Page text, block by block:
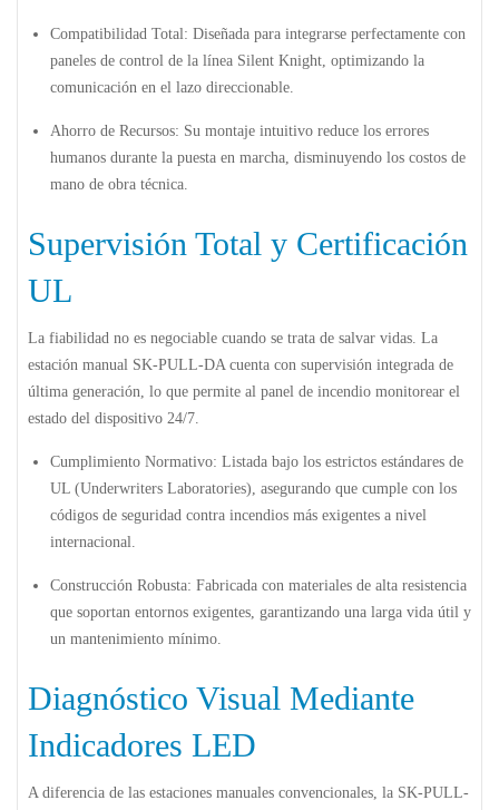
Compatibilidad Total: Diseñada para integrarse perfectamente con
paneles de control de la línea Silent Knight, optimizando la
comunicación en el lazo direccionable.
Ahorro de Recursos: Su montaje intuitivo reduce los errores
humanos durante la puesta en marcha, disminuyendo los costos de
mano de obra técnica.
Supervisión Total y Certificación
UL
La fiabilidad no es negociable cuando se trata de salvar vidas. La
estación manual SK-PULL-DA cuenta con supervisión integrada de
última generación , lo que permite al panel de incendio monitorear el
estado del dispositivo 24/7.
Cumplimiento Normativo: Listada bajo los estrictos estándares de
UL (Underwriters Laboratories) , asegurando que cumple con los
códigos de seguridad contra incendios más exigentes a nivel
internacional.
Construcción Robusta: Fabricada con materiales de alta resistencia
que soportan entornos exigentes, garantizando una larga vida útil y
un mantenimiento mínimo.
Diagnóstico Visual Mediante
Indicadores LED
A diferencia de las estaciones manuales convencionales, la SK-PULL-